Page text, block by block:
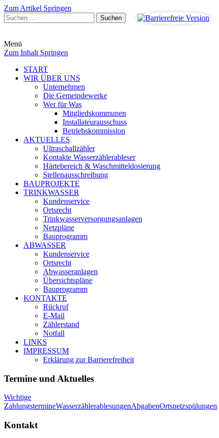
Zum Artikel Springen
Suchen
nach:
Menü
Zum Inhalt Springen
START
WIR ÜBER UNS
Unternehmen
Die Gemeindewerke
Wer für Was
Mitgliedskommunen
Installateurausschuss
Betriebskommission
AKTUELLES
Ultraschallzähler
Kontakte Wasserzählerableser
Härtebereich & Waschmitteldosierung
Stellenausschreibung
BAUPROJEKTE
TRINKWASSER
Kundenservice
Ortsrecht
Trinkwasserversorgungsanlagen
Netzpläne
Bauprogramm
ABWASSER
Kundenservice
Ortsrecht
Abwasseranlagen
Übersichtspläne
Bauprogramm
KONTAKTE
Rückruf
E-Mail
Zählerstand
Notfall
LINKS
IMPRESSUM
Erklärung zur Barrierefreiheit
Termine und Aktuelles
Wichtige
ZahlungstermineWasserzählerablesungenAbgabenOrtsnetzspülungen
Kontakt